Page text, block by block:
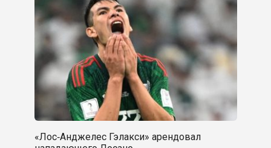
«Лос‑Анджелес Гэлакси» арендовал